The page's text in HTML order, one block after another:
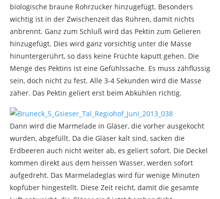
biologische braune Rohrzucker hinzugefügt. Besonders
wichtig ist in der Zwischenzeit das Rühren, damit nichts
anbrennt. Ganz zum Schluß wird das Pektin zum Gelieren
hinzugefügt. Dies wird ganz vorsichtig unter die Masse
hinuntergerührt, so dass keine Früchte kaputt gehen. Die
Menge des Pektins ist eine Gefühlssache. Es muss zähflüssig
sein, doch nicht zu fest. Alle 3-4 Sekunden wird die Masse
zäher. Das Pektin geliert erst beim Abkühlen richtig.
Dann wird die Marmelade in Gläser, die vorher ausgekocht
wurden, abgefüllt. Da die Gläser kalt sind, sacken die
Erdbeeren auch nicht weiter ab, es geliert sofort. Die Deckel
kommen direkt aus dem heissen Wasser, werden sofort
aufgedreht. Das Marmeladeglas wird für wenige Minuten
kopfüber hingestellt. Diese Zeit reicht, damit die gesamte